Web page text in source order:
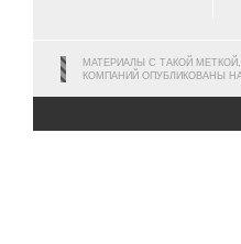
МАТЕРИАЛЫ С ТАКОЙ
КОМПАНИЙ ОПУБЛИКОВАНЫ